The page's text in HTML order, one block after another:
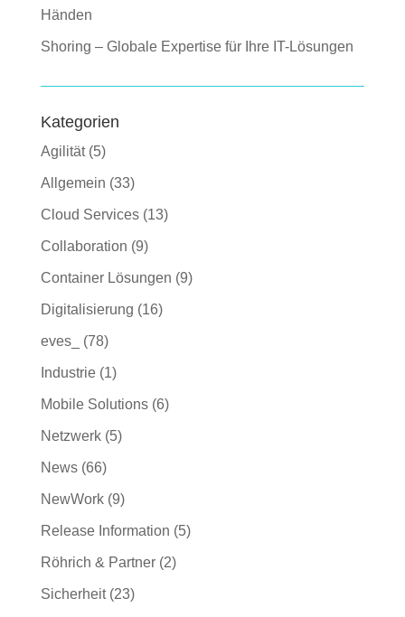
Händen
Shoring – Globale Expertise für Ihre IT-Lösungen
Kategorien
Agilität(5)
Allgemein (33)
Cloud Services(13)
Collaboration (9)
Container Lösungen (9)
Digitalisierung (16)
eves_ (78)
Industrie(1)
Mobile Solutions(6)
Netzwerk(5)
News(66)
NewWork(9)
Release Information (5)
Röhrich & Partner(2)
Sicherheit(23)